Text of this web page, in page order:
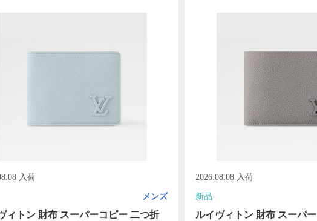
入荷
メンズ
ィトン 財布 スーパーコピー 二つ折
2026.08.08 入荷
新品
ルイヴィトン 財布 スーパ